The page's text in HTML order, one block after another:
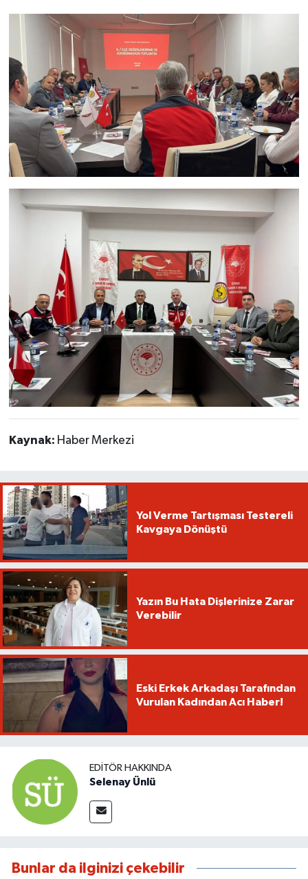
Kaynak: Haber Merkezi
Yol Verme Tartışması Testereli
Kavgaya Dönüştü
Yazın Bu Hata Dişlerinize Zarar
Verebilir
Eski Erkek Arkadaşı Tarafından
Vurulan Kadından Acı Haber!
EDITÖR HAKKINDA
Selenay Ünlü
Bunlar da ilginizi çekebilir